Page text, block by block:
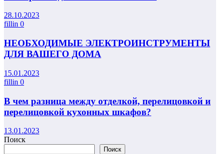
28.10.2023
fillin 0
НЕОБХОДИМЫЕ ЭЛЕКТРОИНСТРУМЕНТЫ
ДЛЯ ВАШЕГО ДОМА
15.01.2023
fillin 0
В чем разница между отделкой, перелицовкой и
перелицовкой кухонных шкафов?
13.01.2023
Поиск
Поиск